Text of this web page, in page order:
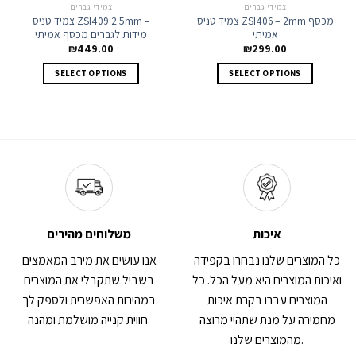
צמידי גברים
צמיד טניס ZSI409 2.5mm –
מידות לגברים מכסף אמיתי
₪449.00
SELECT OPTIONS
This
product
page
צמידי גברים
צמיד טניס ZSI406 – 2mm מכסף
אמיתי
₪299.00
SELECT OPTIONS
This
product
page
משלוחים מהירים
אנו עושים את מירב המאמצים
בשביל שתקבלי את המוצרים
במהירות האפשרית ולספק לך
חווית קנייה מושלמת ומהנה.
איכות
כל המוצרים שלנו נבחרו בקפידה
ואיכות המוצרים היא מעל הכל. כל
המוצרים עברו בקרת איכות
מחמירה על מנת שתהיי מרוצה
מהמוצרים שלנו.